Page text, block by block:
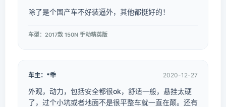
除了是个国产车不好装逼外，其他都挺好的！
车型：2017款 150N 手动精英版
车主：*秊 2020-12-27
外观，动力，包括安全都很ok，舒适一般，悬挂太硬
了，过个小坑或者地面不是很平整车就一直在颠。还有